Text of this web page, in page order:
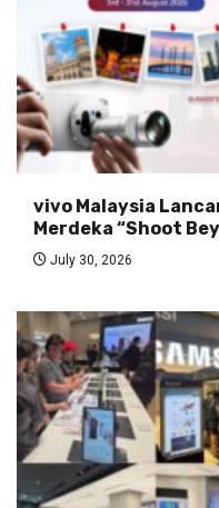
vivo Malaysia
Merdeka “Shoot
July 30, 2026